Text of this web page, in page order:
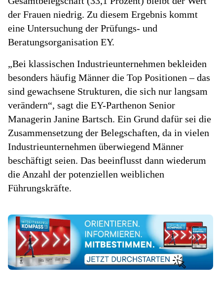
der Frauen niedrig. Zu diesem Ergebnis kommt
eine Untersuchung der Prüfungs- und
Beratungsorganisation EY.
„Bei klassischen Industrieunternehmen bekleiden
besonders häufig Männer die Top Positionen – das
sind gewachsene Strukturen, die sich nur langsam
verändern“, sagt die EY-Parthenon Senior
Managerin Janine Bartsch. Ein Grund dafür sei die
Zusammensetzung der Belegschaften, da in vielen
Industrieunternehmen überwiegend Männer
beschäftigt seien. Das beeinflusst dann wiederum
die Anzahl der potenziellen weiblichen
Führungskräfte.